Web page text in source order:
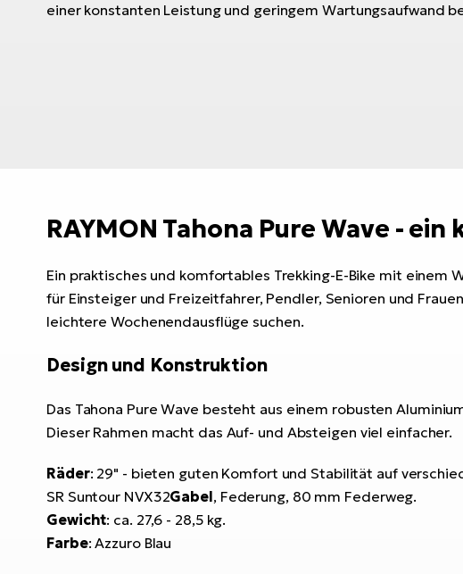
einer konstanten Leistung und geringem Wartungsaufwand
RAYMON Tahona Pure Wave -
Ein praktisches und komfortables Trekking-E-Bike mit einem
für Einsteiger und Freizeitfahrer, Pendler, Senioren und
leichtere Wochenendausflüge suchen.
Design und Konstruktion
Das Tahona Pure Wave besteht aus einem robusten
Dieser Rahmen macht das Auf- und Absteigen viel einfacher.
Räder: 29" - bieten guten Komfort und Stabilität auf
SR Suntour NVX32Gabel, Federung, 80 mm Federweg.
Gewicht: ca. 27,6 - 28,5 kg.
Farbe: Azzuro Blau